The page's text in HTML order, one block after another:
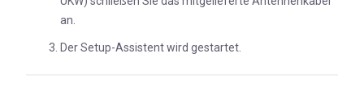
an.
Der Setup-Assistent wird gestartet.